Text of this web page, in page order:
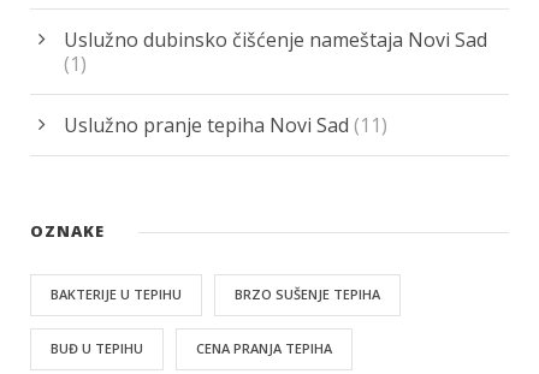
Uslužno dubinsko čišćenje nameštaja Novi Sad
(1)
Uslužno pranje tepiha Novi Sad (11)
OZNAKE
BAKTERIJE U TEPIHU BRZO SUŠENJE TEPIHA
BUĐ U TEPIHU CENA PRANJA TEPIHA